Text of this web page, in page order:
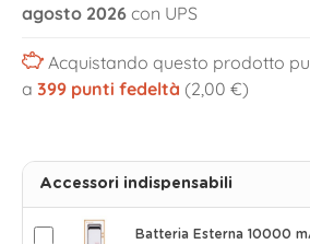
agosto 2026 con UPS
Acquistando questo prodotto
a 399 punti fedeltà (2,00 €)
Accessori indispensabili
Batteria Esterna 10000